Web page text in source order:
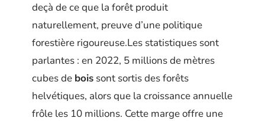
deçà de ce que la forêt produit
naturellement, preuve d’une politique
forestière rigoureuse.Les statistiques sont
parlantes : en 2022, 5 millions de mètres
cubes de bois sont sortis des forêts
helvétiques, alors que la croissance annuelle
frôle les 10 millions. Cette marge offre une